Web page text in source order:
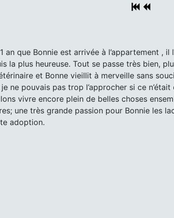
an que Bonnie est arrivée à l’appartement ,
la plus heureuse. Tout se passe très bien,
et Bonne vieillit à merveille sans
ne pouvais pas trop l’approcher si ce
vivre encore plein de belles choses
une très grande passion pour Bonnie les
adoption.